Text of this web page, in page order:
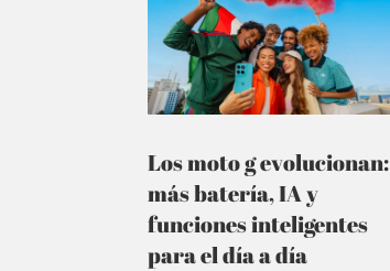
Los moto g evolucionan:
más batería, IA y
funciones inteligentes
para el día a día